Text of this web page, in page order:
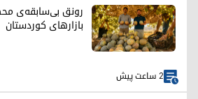
رونق بی‌سابقه‌ی
بازارهای کوردستان
2 ساعت پیش